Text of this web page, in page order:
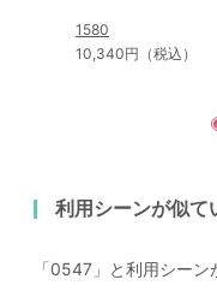
1580
10,340円（税込）
利用シーンが似て
「0547」と利用シー